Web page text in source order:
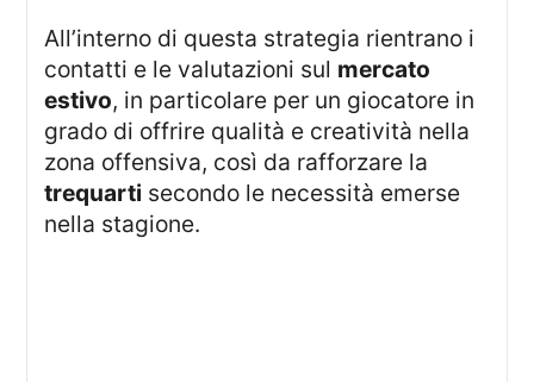
All’interno di questa strategia rientrano i
contatti e le valutazioni sul mercato
estivo, in particolare per un giocatore in
grado di offrire qualità e creatività nella
zona offensiva, così da rafforzare la
trequarti secondo le necessità emerse
nella stagione.